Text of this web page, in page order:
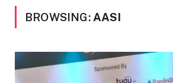
BROWSING: AASI